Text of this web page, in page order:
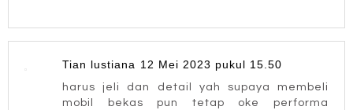
Tian lustiana 12 Mei 2023 pukul 15.50
harus jeli dan detail yah supaya membeli
mobil bekas pun tetap oke performa